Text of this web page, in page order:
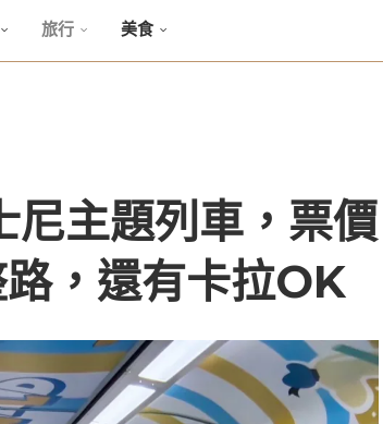
旅行 美食
尼主題列車，票價
，還有卡拉OK